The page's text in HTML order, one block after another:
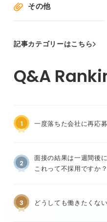
その他
記事カテゴリーはこちら
1 一度落ちた会社に再応
2
面接の結果は一週間後
これって不採用ですか？
3 どうしても働きたくな